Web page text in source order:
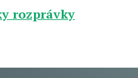
rozprávky